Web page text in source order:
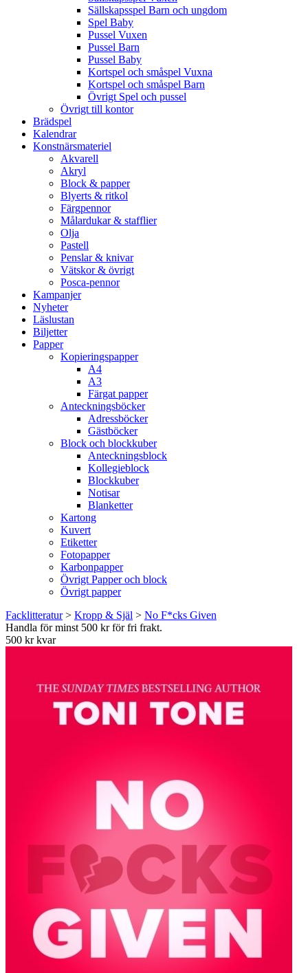
Sällskapsspel Barn och ungdom
Spel Baby
Pussel Vuxen
Pussel Barn
Pussel Baby
Kortspel och småspel Vuxna
Kortspel och småspel Barn
Övrigt Spel och pussel
Övrigt till kontor
Brädspel
Kalendrar
Konstnärsmateriel
Akvarell
Akryl
Block & papper
Blyerts & ritkol
Färgpennor
Målardukar & stafflier
Olja
Pastell
Penslar & knivar
Vätskor & övrigt
Posca-pennor
Kampanjer
Nyheter
Läslustan
Biljetter
Papper
Kopieringspapper
A4
A3
Färgat papper
Anteckningsböcker
Adressböcker
Gästböcker
Block och blockkuber
Anteckningsblock
Kollegieblock
Blockkuber
Notisar
Blanketter
Kartong
Kuvert
Etiketter
Fotopapper
Karbonpapper
Övrigt Papper och block
Övrigt papper
Facklitteratur> Kropp & Själ > No F*cks Given
Handla för minst 500 kr för fri frakt.
500 kr kvar